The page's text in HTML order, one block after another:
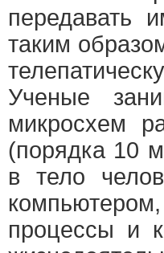
передавать
таким
Ученые
микросхем
(порядка 10
в тело
процессы и